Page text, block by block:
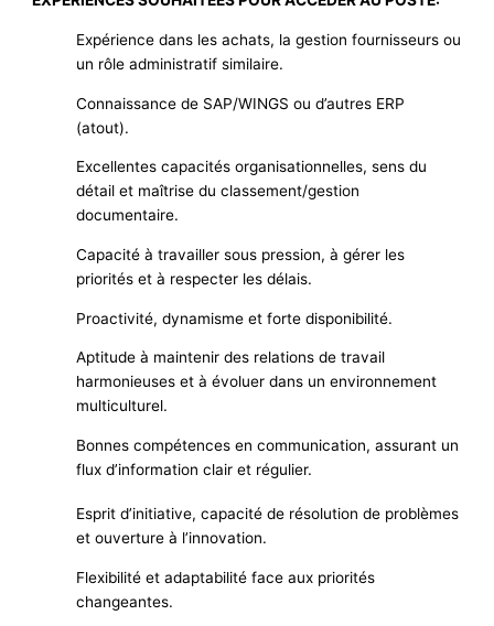
Expérience dans les achats, la gestion fournisseurs ou
un rôle administratif similaire.
Connaissance de SAP/WINGS ou d’autres ERP
(atout).
Excellentes capacités organisationnelles, sens du
détail et maîtrise du classement/gestion
documentaire.
Capacité à travailler sous pression, à gérer les
priorités et à respecter les délais.
Proactivité, dynamisme et forte disponibilité.
Aptitude à maintenir des relations de travail
harmonieuses et à évoluer dans un environnement
multiculturel.
Bonnes compétences en communication, assurant un
flux d’information clair et régulier.
Esprit d’initiative, capacité de résolution de problèmes
et ouverture à l’innovation.
Flexibilité et adaptabilité face aux priorités
changeantes.